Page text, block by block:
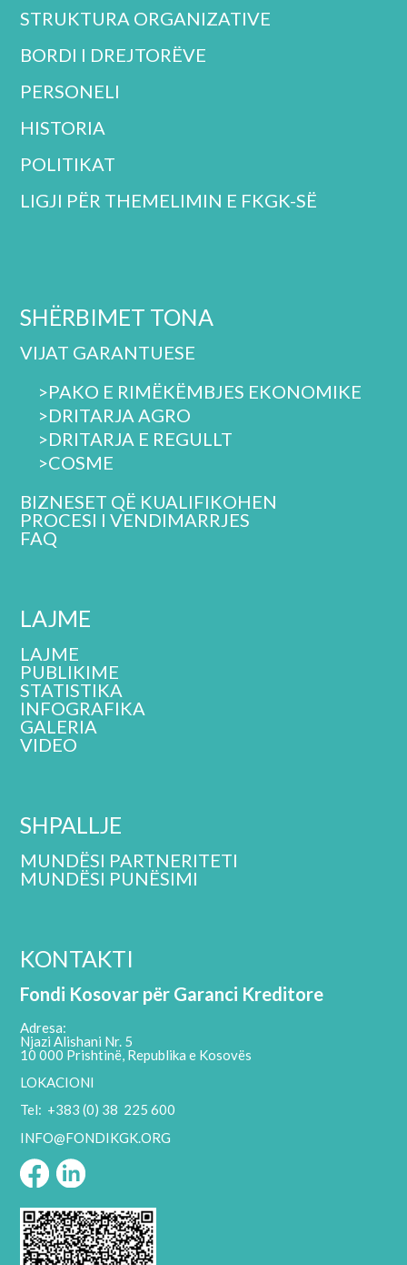
STRUKTURA ORGANIZATIVE
BORDI I DREJTORËVE
PERSONELI
HISTORIA
POLITIKAT
LIGJI PËR THEMELIMIN E FKGK-SË
SHËRBIMET TONA
VIJAT GARANTUESE
>PAKO E RIMËKËMBJES EKONOMIKE
>DRITARJA AGRO
>DRITARJA E REGULLT
>COSME
BIZNESET QË KUALIFIKOHEN
PROCESI I VENDIMARRJES
FAQ
LAJME
LAJME
PUBLIKIME
STATISTIKA
INFOGRAFIKA
GALERIA
VIDEO
SHPALLJE
MUNDËSI PARTNERITETI
MUNDËSI PUNËSIMI
KONTAKTI
Fondi Kosovar për Garanci Kreditore
Adresa:
Njazi Alishani Nr. 5
10 000 Prishtinë, Republika e Kosovës
LOKACIONI
Tel: +383 (0) 38 225 600
INFO@FONDIKGK.ORG